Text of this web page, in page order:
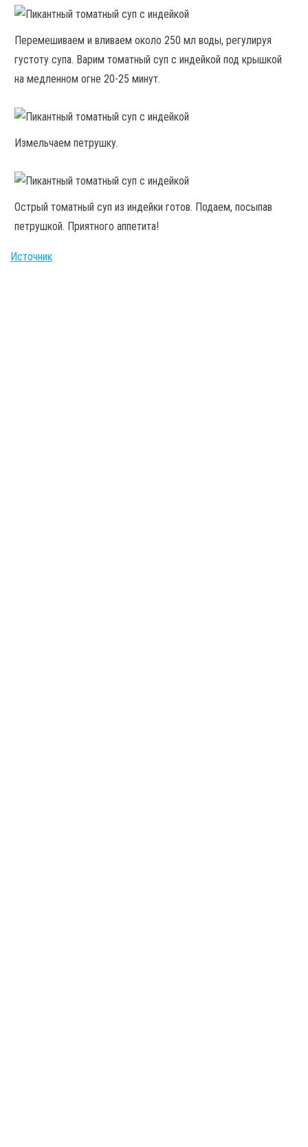
Перемешиваем и вливаем около 250 мл воды, регулируя
густоту супа. Варим томатный суп с индейкой под крышкой
на медленном огне 20-25 минут.
Измельчаем петрушку.
Острый томатный суп из индейки готов. Подаем, посыпав
петрушкой. Приятного аппетита!
Источник